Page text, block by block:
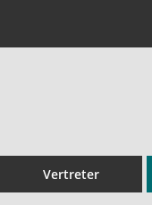
Vertreter